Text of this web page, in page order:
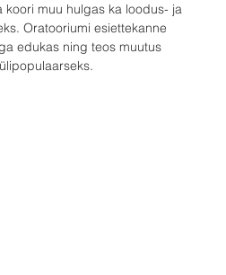
koori muu hulgas ka loodus- ja
Oratooriumi esiettekanne
edukas ning teos muutus